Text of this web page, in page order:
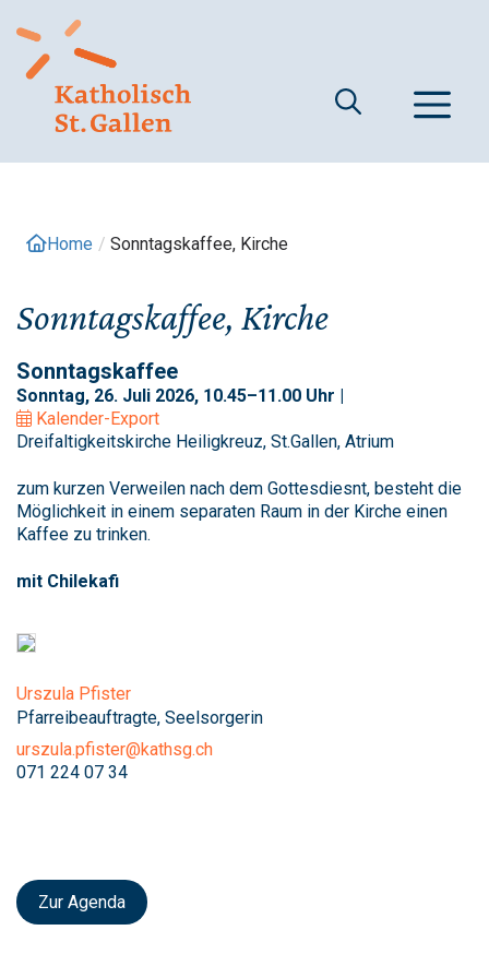
zum
Inhalt
Home / Sonntagskaffee, Kirche
Sonntagskaffee, Kirche
Sonntagskaffee
Sonntag, 26. Juli 2026, 10.45–11.00 Uhr |
Kalender-Export
Dreifaltigkeitskirche Heiligkreuz, St.Gallen, Atrium
zum kurzen Verweilen nach dem Gottesdiesnt, besteht die
Möglichkeit in einem separaten Raum in der Kirche einen
Kaffee zu trinken.
mit Chilekafi
Urszula Pfister
Pfarreibeauftragte, Seelsorgerin
urszula.pfister@kathsg.ch
071 224 07 34
Zur Agenda